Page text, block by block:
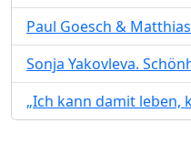
Paul Goesch &
Sonja Yakovleva.
„Ich kann damit leben,